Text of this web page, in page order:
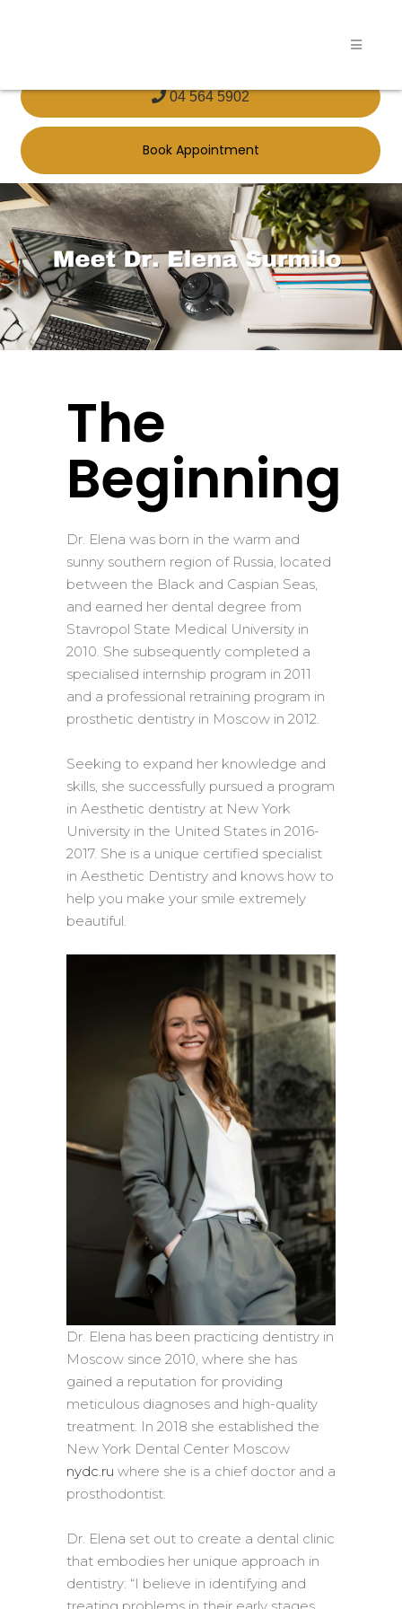
04 564 5902
Book Appointment
The
Beginning
Dr. Elena was born in the warm and
sunny southern region of Russia, located
between the Black and Caspian Seas,
and earned her dental degree from
Stavropol State Medical University in
2010. She subsequently completed a
specialised internship program in 2011
and a professional retraining program in
prosthetic dentistry in Moscow in 2012.
Seeking to expand her knowledge and
skills, she successfully pursued a program
in Aesthetic dentistry at New York
University in the United States in 2016-
2017. She is a unique certified specialist
in Aesthetic Dentistry and knows how to
help you make your smile extremely
beautiful.
Dr. Elena has been practicing dentistry in
Moscow since 2010, where she has
gained a reputation for providing
meticulous diagnoses and high-quality
treatment. In 2018 she established the
New York Dental Center Moscow
nydc.ru where she is a chief doctor and a
prosthodontist.
Dr. Elena set out to create a dental clinic
that embodies her unique approach in
dentistry: “I believe in identifying and
treating problems in their early stages,